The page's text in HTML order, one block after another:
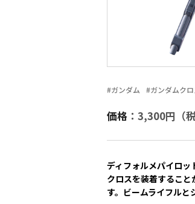
#ガンダム #ガンダムクロ
価格 ：3,300円（税
ディフォルメパイロッ
クロスを装着するこ
す。ビームライフルと